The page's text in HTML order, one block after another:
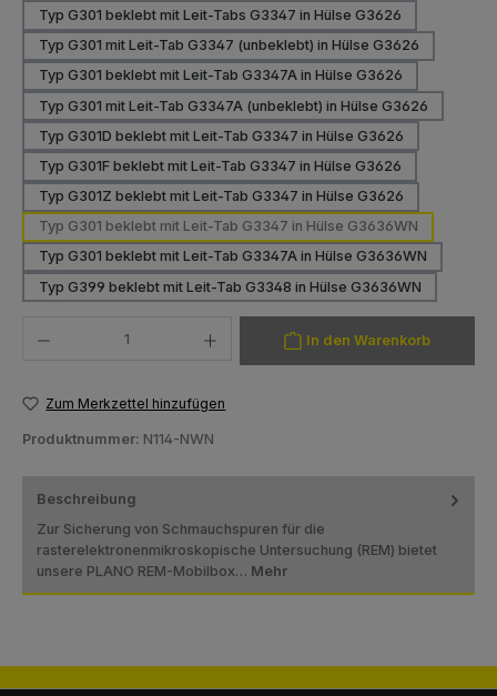
Typ G301 beklebt mit Leit-Tabs G3347 in Hülse G3626
Typ G301 mit Leit-Tab G3347 (unbeklebt) in Hülse G3626
Typ G301 beklebt mit Leit-Tab G3347A in Hülse G3626
Typ G301 mit Leit-Tab G3347A (unbeklebt) in Hülse G3626
Typ G301D beklebt mit Leit-Tab G3347 in Hülse G3626
Typ G301F beklebt mit Leit-Tab G3347 in Hülse G3626
Typ G301Z beklebt mit Leit-Tab G3347 in Hülse G3626
Typ G301 beklebt mit Leit-Tab G3347 in Hülse G3636WN
Typ G301 beklebt mit Leit-Tab G3347A in Hülse G3636WN
Typ G399 beklebt mit Leit-Tab G3348 in Hülse G3636WN
In den Warenkorb
Zum Merkzettel hinzufügen
Produktnummer: N114-NWN
Beschreibung
Zur Sicherung von Schmauchspuren für die
rasterelektronenmikroskopische Untersuchung (REM) bietet
unsere PLANO REM-Mobilbox… Mehr